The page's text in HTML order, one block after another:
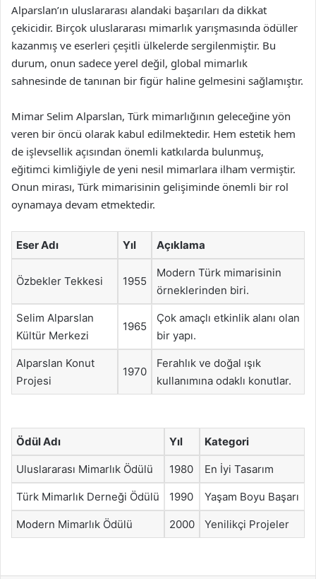
Alparslan’ın uluslararası alandaki başarıları da dikkat
çekicidir. Birçok uluslararası mimarlık yarışmasında ödüller
kazanmış ve eserleri çeşitli ülkelerde sergilenmiştir. Bu
durum, onun sadece yerel değil, global mimarlık
sahnesinde de tanınan bir figür haline gelmesini sağlamıştır.
Mimar Selim Alparslan, Türk mimarlığının geleceğine yön
veren bir öncü olarak kabul edilmektedir. Hem estetik hem
de işlevsellik açısından önemli katkılarda bulunmuş,
eğitimci kimliğiyle de yeni nesil mimarlara ilham vermiştir.
Onun mirası, Türk mimarisinin gelişiminde önemli bir rol
oynamaya devam etmektedir.
Eser Adı Yıl Açıklama
Özbekler Tekkesi 1955
Modern Türk mimarisinin
örneklerinden biri.
Selim Alparslan
Kültür Merkezi
1965
Çok amaçlı etkinlik alanı olan
bir yapı.
Alparslan Konut
Projesi
1970
Ferahlık ve doğal ışık
kullanımına odaklı konutlar.
Ödül Adı Yıl Kategori
Uluslararası Mimarlık Ödülü 1980 En İyi Tasarım
Türk Mimarlık Derneği Ödülü 1990 Yaşam Boyu Başarı
Modern Mimarlık Ödülü 2000 Yenilikçi Projeler